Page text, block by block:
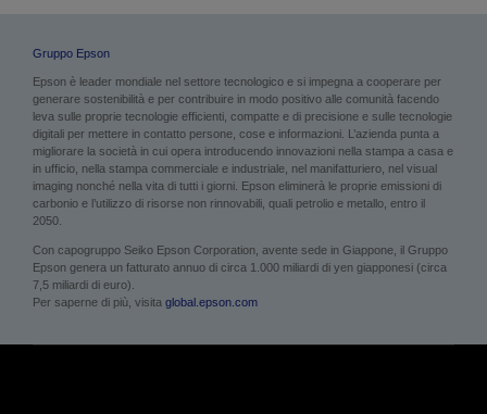
Gruppo Epson
Epson è leader mondiale nel settore tecnologico e si impegna a cooperare per
generare sostenibilità e per contribuire in modo positivo alle comunità facendo
leva sulle proprie tecnologie efficienti, compatte e di precisione e sulle tecnologie
digitali per mettere in contatto persone, cose e informazioni. L’azienda punta a
migliorare la società in cui opera introducendo innovazioni nella stampa a casa e
in ufficio, nella stampa commerciale e industriale, nel manifatturiero, nel visual
imaging nonché nella vita di tutti i giorni. Epson eliminerà le proprie emissioni di
carbonio e l’utilizzo di risorse non rinnovabili, quali petrolio e metallo, entro il
2050.
Con capogruppo Seiko Epson Corporation, avente sede in Giappone, il Gruppo
Epson genera un fatturato annuo di circa 1.000 miliardi di yen giapponesi (circa
7,5 miliardi di euro).
Per saperne di più, visita global.epson.com